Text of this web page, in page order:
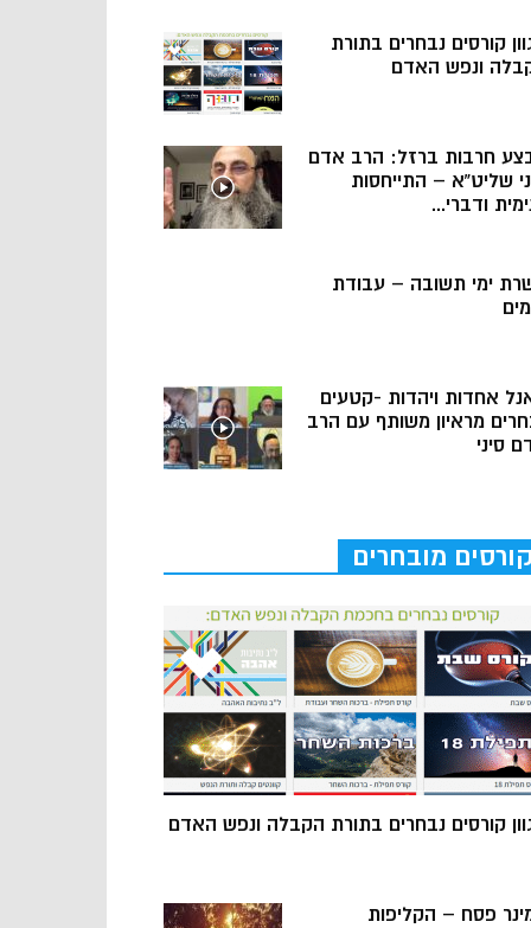
קורסים נבחרים בתורת
ונפש האדם
חרבות ברזל: הרב אדם
שליט”א – התייחסות
ודברי...
ימי תשובה – עבודת
אחדות ויהדות -קטעים
מראיון משותף עם הרב
סיני
קורסים מובחרים
קורסים נבחרים בתורת הקבלה ונפש האדם
פסח – הקליפות